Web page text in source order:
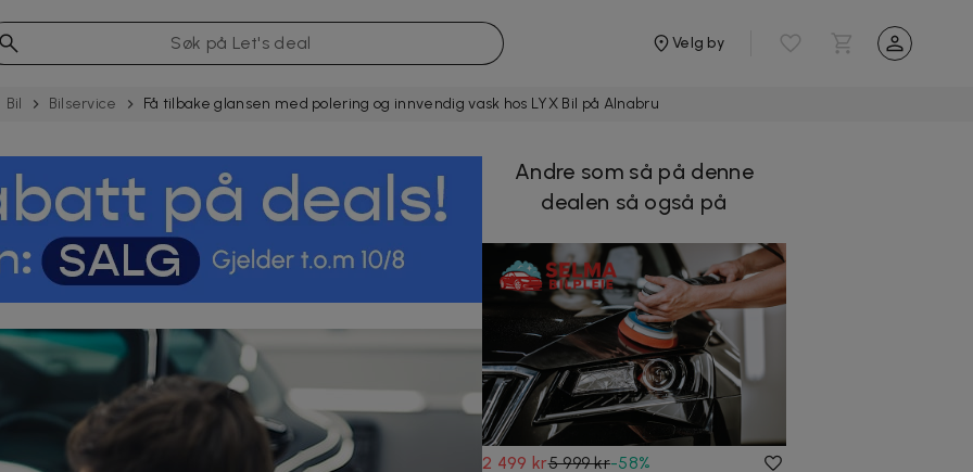
Velg by
Bil Bilservice Få tilbake glansen med polering og innvendig vask hos LYX Bil på Alnabru
Andre som så på denne
dealen så også på
2 499 kr5 999 kr-58%